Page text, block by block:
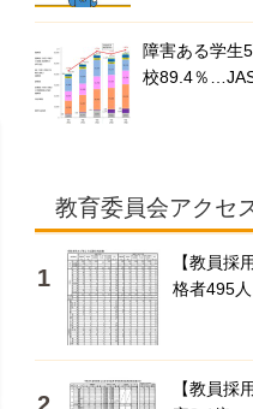
障害ある学生
校89.4％
教育委員会アクセ
【教員採
格者495
【教員採